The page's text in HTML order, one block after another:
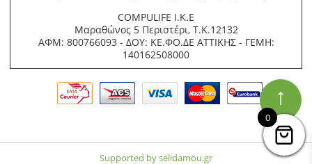
COMPULIFE Ι.Κ.Ε
Μαραθώνος 5 Περιστέρι, Τ.Κ.12132
ΑΦΜ: 800766093 - ΔΟΥ: ΚΕ.ΦΟ.ΔΕ ΑΤΤΙΚΗΣ - ΓΕΜΗ:
140162508000
Supported by selidamou.gr
↑
0